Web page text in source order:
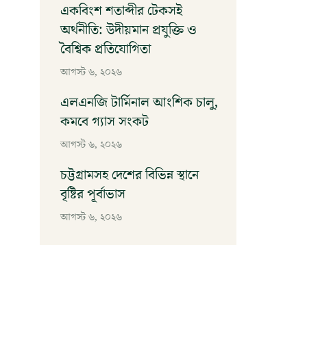
একবিংশ শতাব্দীর টেকসই
অর্থনীতি: উদীয়মান প্রযুক্তি ও
বৈশ্বিক প্রতিযোগিতা
আগস্ট ৬, ২০২৬
এলএনজি টার্মিনাল আংশিক চালু,
কমবে গ্যাস সংকট
আগস্ট ৬, ২০২৬
চট্টগ্রামসহ দেশের বিভিন্ন স্থানে
বৃষ্টির পূর্বাভাস
আগস্ট ৬, ২০২৬